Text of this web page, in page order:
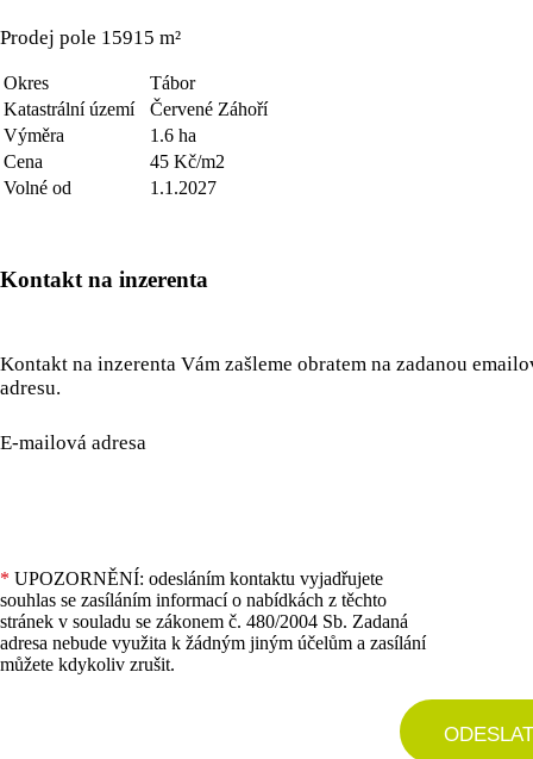
Prodej pole 15915 m²
Okres
Tábor
Katastrální území
Červené Záhoří
Výměra
1.6 ha
Cena
45 Kč/m2
Volné od
1.1.2027
Kontakt na inzerenta
Kontakt na inzerenta Vám zašleme obratem na zadanou
adresu.
E-mailová adresa
* UPOZORNĚNÍ: odesláním kontaktu vyjadřujete
souhlas se zasíláním informací o nabídkách z těchto
stránek v souladu se zákonem č. 480/2004 Sb. Zadaná
adresa nebude využita k žádným jiným účelům a zasílání
můžete kdykoliv zrušit.
ODESLAT